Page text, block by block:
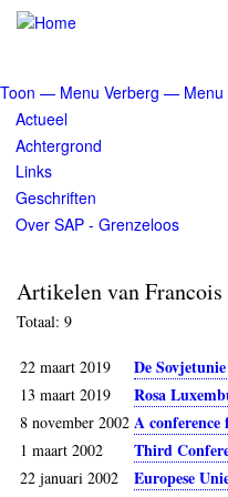
Overslaan
de
inhoud
gaan
Menu
Toon — Menu Verberg — Menu
Actueel
Achtergrond
Links
Geschriften
Over SAP - Grenzeloos
Artikelen van Francois
Totaal: 9
22 maart 2019 De
13 maart 2019 Rosa
8 november 2002 A conference
1 maart 2002 Third
22 januari 2002 Europese